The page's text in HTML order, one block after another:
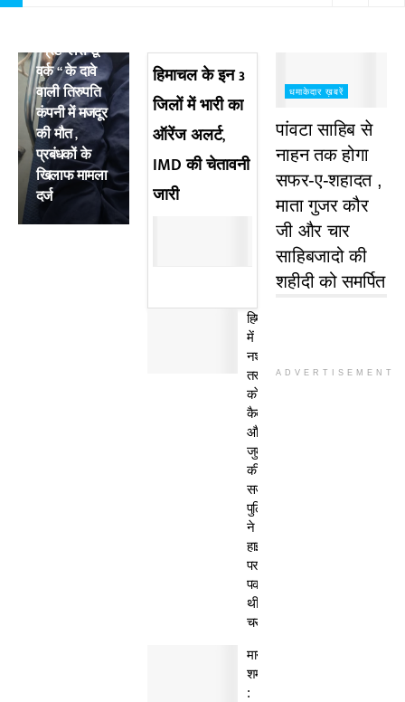
”ग्रेट प्लेस टू
वर्क “ के दावे
वाली तिरुपति
कंपनी में मजदूर
की मौत ,
प्रबंधकों के
खिलाफ मामला
दर्ज
हिमाचल के इन 3
जिलों में भारी का
ऑरेंज अलर्ट,
IMD की चेतावनी
जारी
हिमाचल
में
नशा
तस्कर
काे
कैद
और
जुर्माने
की
सजा,
पुलिस
ने
हाईवे
पर
पकड़ी
थी
चरस
मानवता
शर्मसार
:
धमाकेदार ख़बरें
पांवटा साहिब से
नाहन तक होगा
सफर-ए-शहादत ,
माता गुजर कौर
जी और चार
साहिबजादो की
शहीदी को समर्पित
ADVERTISEMENT